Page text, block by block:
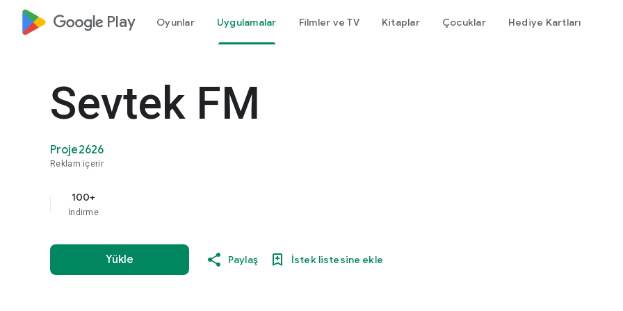
google_logo Play Oyunlar Uygulamalar Filmler ve TV Kitaplar Çocuklar Hediye Kartları
Sevtek FM
Proje2626
Reklam içerir
100+
İndirme
Yükle Paylaş İstek listesine ekle